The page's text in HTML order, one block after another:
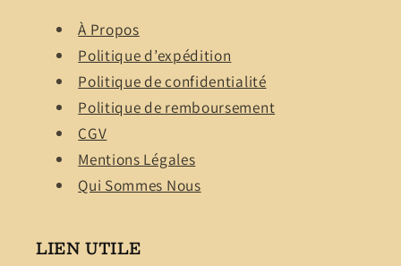
À Propos
Politique d’expédition
Politique de confidentialité
Politique de remboursement
CGV
Mentions Légales
Qui Sommes Nous
LIEN UTILE